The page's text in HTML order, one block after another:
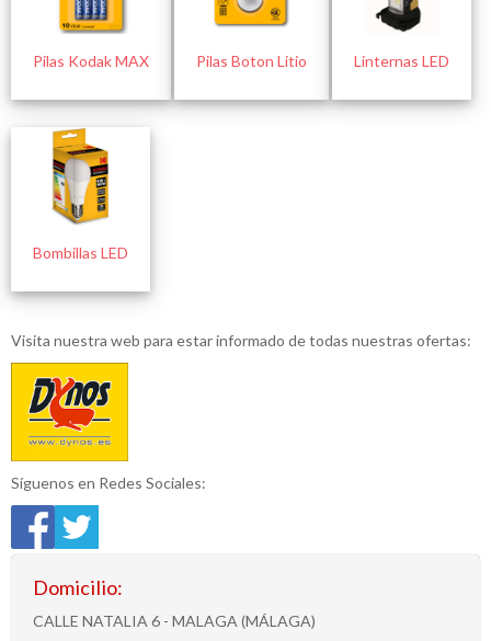
Pilas Kodak MAX Pilas Boton Litio Linternas LED
Bombillas LED
Visita nuestra web para estar informado de todas nuestras ofertas:
Síguenos en Redes Sociales:
Domicilio:
CALLE NATALIA 6 - MALAGA (MÁLAGA)